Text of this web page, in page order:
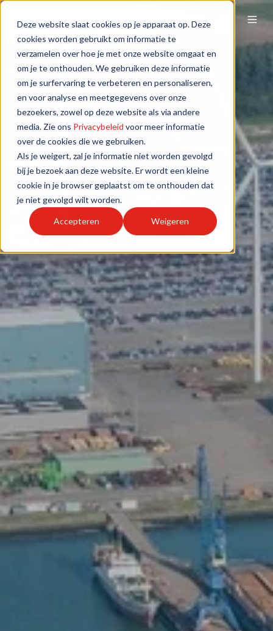
Deze website slaat cookies op je apparaat op. Deze
cookies worden gebruikt om informatie te
verzamelen over hoe je met onze website omgaat en
om je te onthouden. We gebruiken deze informatie
om je surfervaring te verbeteren en personaliseren,
en voor analyse en meetgegevens over onze
bezoekers, zowel op deze website als via andere
media. Zie ons Privacybeleid voor meer informatie
over de cookies die we gebruiken.
Als je weigert, zal je informatie niet worden gevolgd
bij je bezoek aan deze website. Er wordt een kleine
cookie in je browser geplaatst om te onthouden dat
je niet gevolgd wilt worden.
Accepteren Weigeren